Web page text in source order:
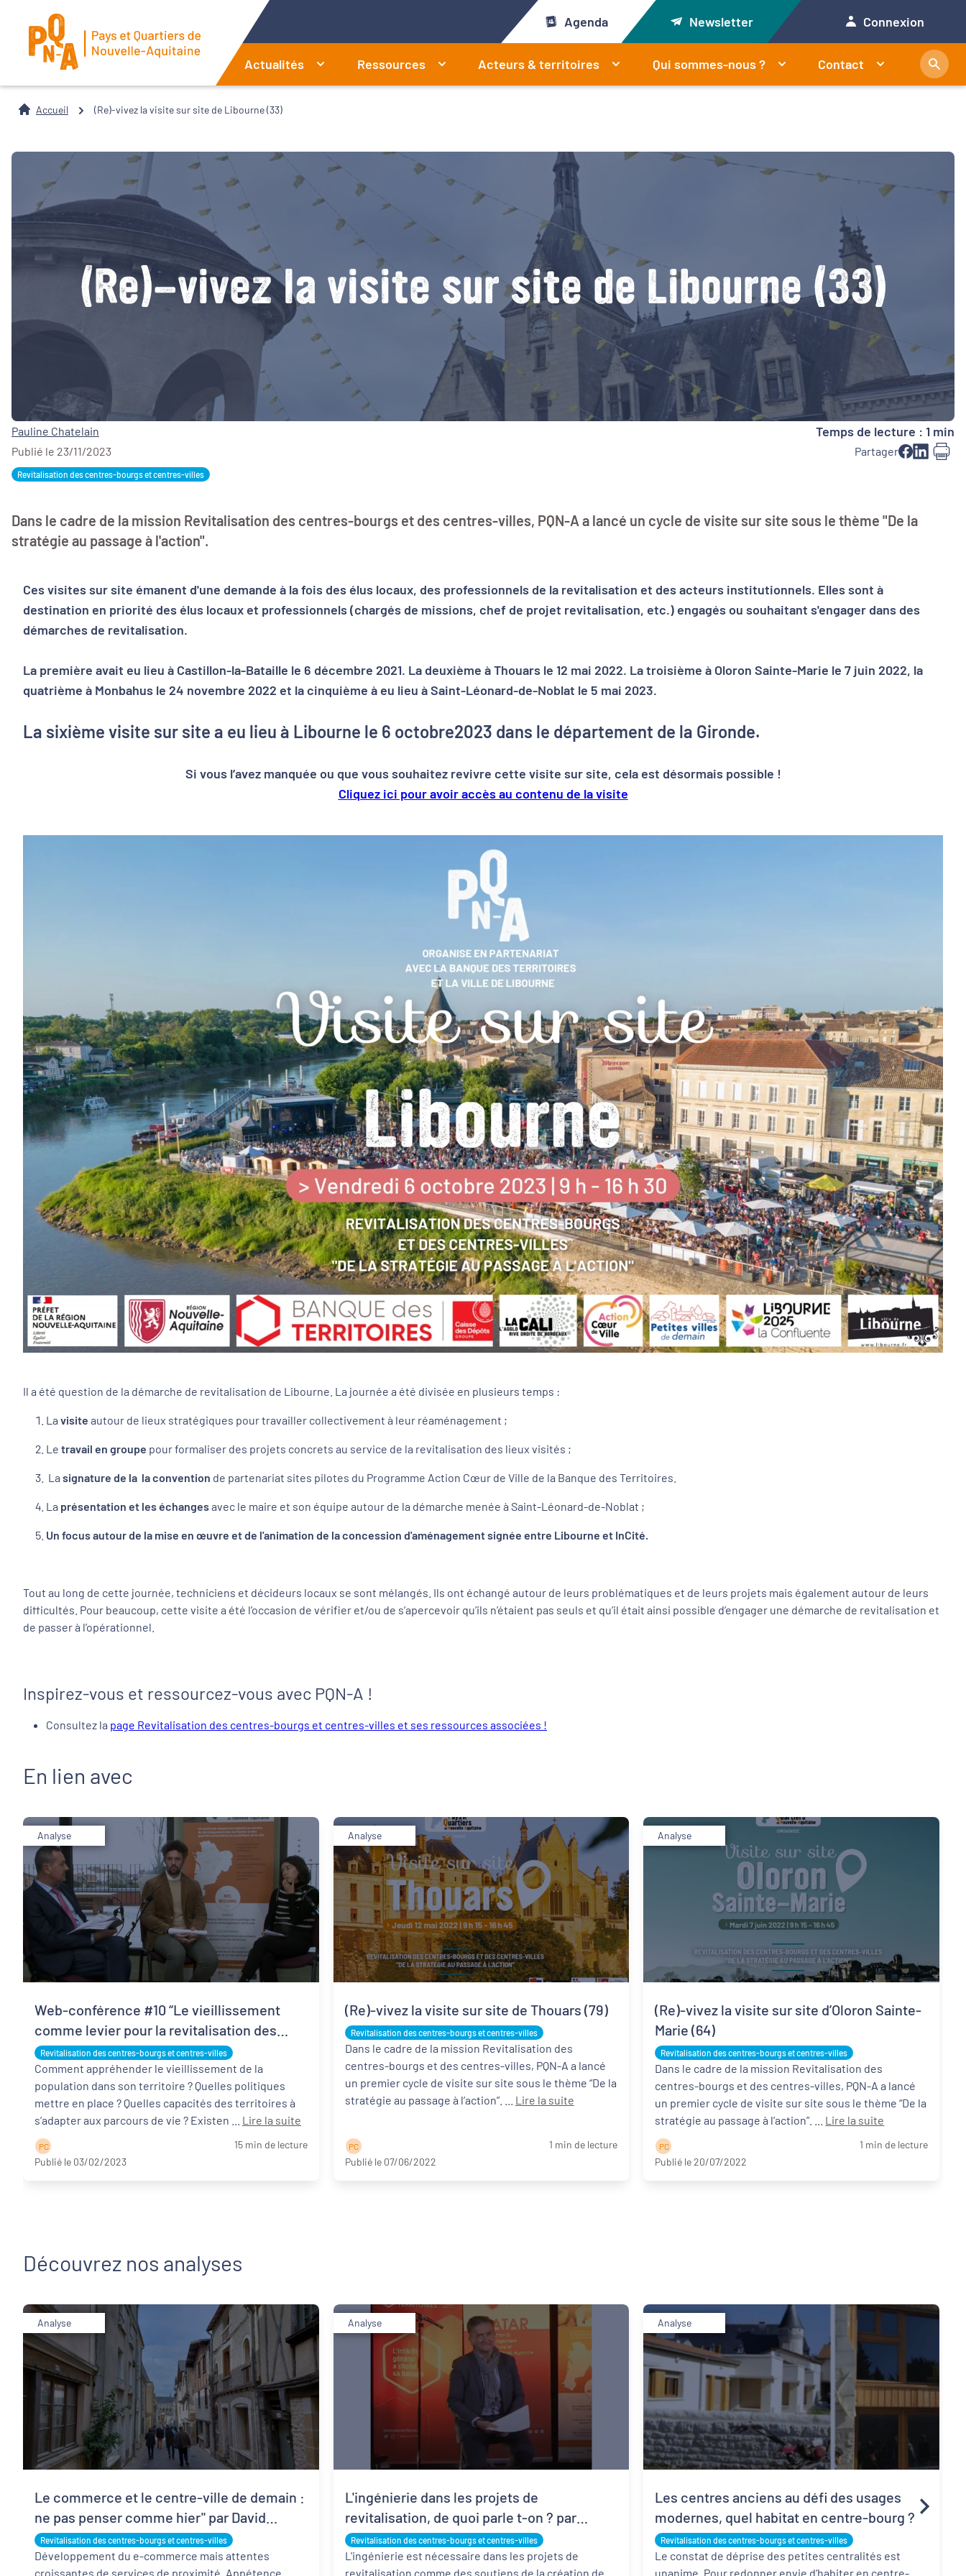
Agenda Newsletter Connexion
Actualités Ressources Acteurs & territoires Qui sommes-nous ? Contact
Accueil (Re)-vivez la visite sur site de Libourne (33)
(Re)-vivez la visite sur site de Libourne (33)
Pauline Chatelain
Publié le 23/11/2023
Temps de lecture : 1 min
Partager
Revitalisation des centres-bourgs et centres-villes
Dans le cadre de la mission Revitalisation des centres-bourgs et des centres-villes, PQN-A a lancé un cycle de visite sur site sous le thème "De la
stratégie au passage à l'action".
Ces visites sur site émanent d'une demande à la fois des élus locaux, des professionnels de la revitalisation et des acteurs institutionnels. Elles sont à
destination en priorité des élus locaux et professionnels (chargés de missions, chef de projet revitalisation, etc.) engagés ou souhaitant s'engager dans des
démarches de revitalisation.
La première avait eu lieu à Castillon-la-Bataille le 6 décembre 2021. La deuxième à Thouars le 12 mai 2022. La troisième à Oloron Sainte-Marie le 7 juin 2022, la
quatrième à Monbahus le 24 novembre 2022 et la cinquième à eu lieu à Saint-Léonard-de-Noblat le 5 mai 2023.
La sixième visite sur site a eu lieu à Libourne le 6 octobre2023 dans le département de la Gironde.
Si vous l’avez manquée ou que vous souhaitez revivre cette visite sur site, cela est désormais possible !
Cliquez ici pour avoir accès au contenu de la visite
Il a été question de la démarche de revitalisation de Libourne. La journée a été divisée en plusieurs temps :
La visite autour de lieux stratégiques pour travailler collectivement à leur réaménagement ;
Le travail en groupe pour formaliser des projets concrets au service de la revitalisation des lieux visités ;
La signature de la la convention de partenariat sites pilotes du Programme Action Cœur de Ville de la Banque des Territoires.
La présentation et les échangesavec le maire et son équipe autour de la démarche menée à Saint-Léonard-de-Noblat ;
Un focus autour de la mise en œuvre et de l'animation de la concession d'aménagement signée entre Libourne et InCité.
Tout au long de cette journée, techniciens et décideurs locaux se sont mélangés. Ils ont échangé autour de leurs problématiques et de leurs projets mais également autour de leurs
difficultés. Pour beaucoup, cette visite a été l’occasion de vérifier et/ou de s’apercevoir qu’ils n’étaient pas seuls et qu’il était ainsi possible d’engager une démarche de revitalisation et
de passer à l’opérationnel.
Inspirez-vous et ressourcez-vous avec PQN-A !
Consultez la page Revitalisation des centres-bourgs et centres-villes et ses ressources associées !
En lien avec
Analyse
Revitalisation des centres-bourgs et centres-villes
Web-conférence #10 “Le vieillissement
comme levier pour la revitalisation des
centres-bourgs : ressorts et opportunités”,
ce qu’il faut retenir
Comment appréhender le vieillissement de la
population dans son territoire ? Quelles politiques
mettre en place ? Quelles capacités des territoires à
Lire la suite
P C
15 min de lecture
Publié le 03/02/2023
Analyse
Revitalisation des centres-bourgs et centres-villes
(Re)-vivez la visite sur site de Thouars (79)
Dans le cadre de la mission Revitalisation des
centres-bourgs et des centres-villes, PQN-A a lancé
un premier cycle de visite sur site sous le thème “De la
Lire la suite
P C
1 min de lecture
Publié le 07/06/2022
Analyse
Revitalisation des centres-bourgs et centres-villes
(Re)-vivez la visite sur site d’Oloron Sainte-
Marie (64)
Dans le cadre de la mission Revitalisation des
centres-bourgs et des centres-villes, PQN-A a lancé
un premier cycle de visite sur site sous le thème “De la
Lire la suite
P C
1 min de lecture
Publié le 20/07/2022
Découvrez nos analyses
Analyse
Revitalisation des centres-bourgs et centres-villes
Le commerce et le centre-ville de demain :
ne pas penser comme hier" par David
Lestoux
Développement du e-commerce mais attentes
croissantes de services de proximité. Appétence
Analyse
Revitalisation des centres-bourgs et centres-villes
L'ingénierie dans les projets de
revitalisation, de quoi parle t-on ? par
François-Xavier Leuret
L'ingénierie est nécessaire dans les projets de
revitalisation comme des soutiens de la création de
Analyse
Revitalisation des centres-bourgs et centres-villes
Les centres anciens au défi des usages
modernes, quel habitat en centre-bourg ?
Le constat de déprise des petites centralités est
unanime. Pour redonner envie d’habiter en centre-